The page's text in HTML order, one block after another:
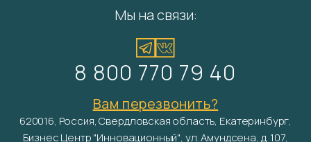
Мы на связи:
8 800 770 79 40
Вам перезвонить?
620016, Россия, Свердловская область, Екатеринбург,
Бизнес Центр "Инновационный", ул. Амундсена, д. 107,